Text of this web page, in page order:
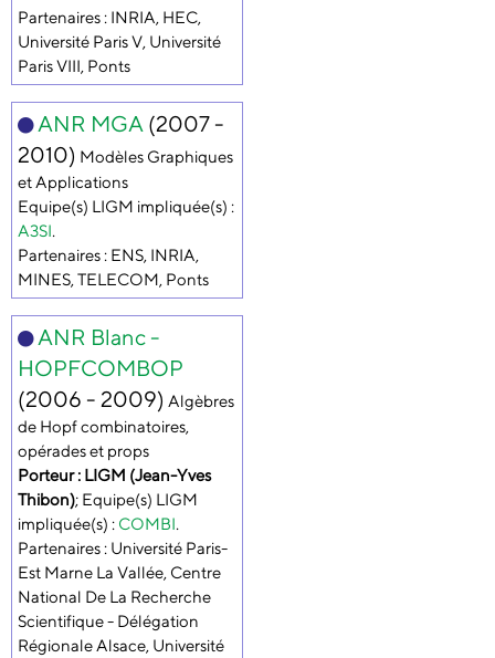
Partenaires : INRIA, HEC,
Université Paris V, Université
Paris VIII, Ponts
ANR MGA (2007 -
2010) Modèles Graphiques
et Applications
Equipe(s) LIGM impliquée(s) :
A3SI.
Partenaires : ENS, INRIA,
MINES, TELECOM, Ponts
ANR Blanc -
HOPFCOMBOP
(2006 - 2009) Algèbres
de Hopf combinatoires,
opérades et props
Porteur : LIGM (Jean-Yves
Thibon); Equipe(s) LIGM
impliquée(s) : COMBI.
Partenaires : Université Paris-
Est Marne La Vallée, Centre
National De La Recherche
Scientifique - Délégation
Régionale Alsace, Université